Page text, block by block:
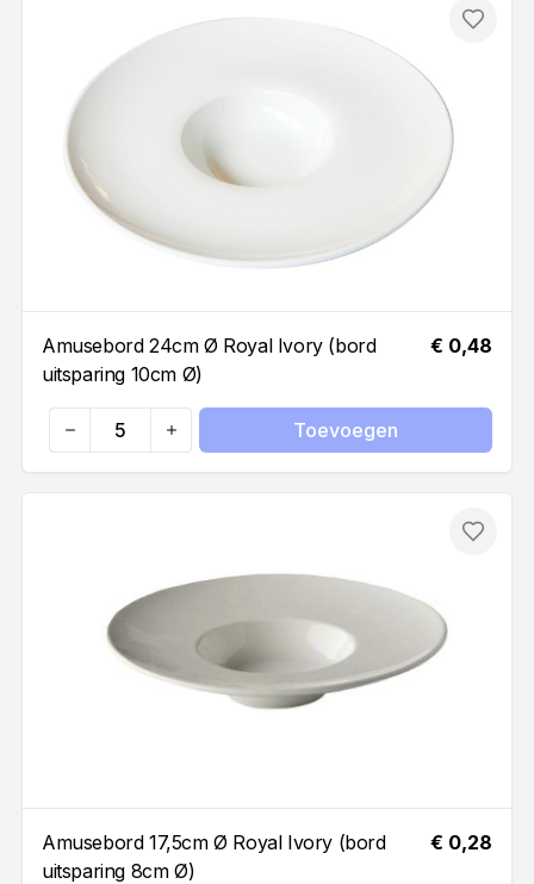
Amusebord 24cm Ø Royal Ivory (bord
uitsparing 10cm Ø)
€ 0,48
Quantity
Toevoegen
Amusebord 17,5cm Ø Royal Ivory (bord
uitsparing 8cm Ø)
€ 0,28